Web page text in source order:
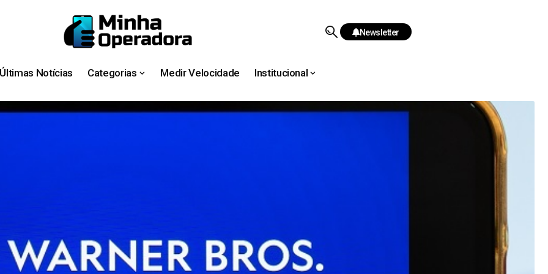
Newsletter
Últimas Notícias Categorias Medir Velocidade Institucional